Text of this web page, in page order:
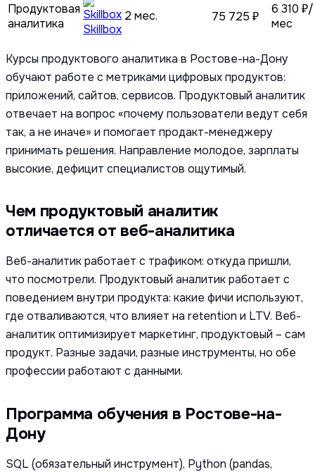
Продуктовая
аналитика
Skillbox
2 мес. 75 725 ₽
6 310 ₽/
мес
Курсы продуктового аналитика в Ростове-на-Дону
обучают работе с метриками цифровых продуктов:
приложений, сайтов, сервисов. Продуктовый аналитик
отвечает на вопрос «почему пользователи ведут себя
так, а не иначе» и помогает продакт-менеджеру
принимать решения. Направление молодое, зарплаты
высокие, дефицит специалистов ощутимый.
Чем продуктовый аналитик
отличается от веб-аналитика
Веб-аналитик работает с трафиком: откуда пришли,
что посмотрели. Продуктовый аналитик работает с
поведением внутри продукта: какие фичи используют,
где отваливаются, что влияет на retention и LTV. Веб-
аналитик оптимизирует маркетинг, продуктовый – сам
продукт. Разные задачи, разные инструменты, но обе
профессии работают с данными.
Программа обучения в Ростове-на-
Дону
SQL (обязательный инструмент), Python (pandas,